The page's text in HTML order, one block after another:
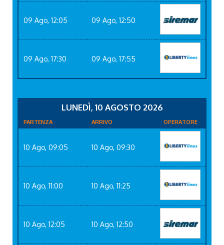
09 Ago, 12:05 09 Ago, 12:50
09 Ago, 17:30 09 Ago, 17:55
LUNEDÌ, 10 AGOSTO 2026
PARTENZA ARRIVO OPERATORE
10 Ago, 09:05 10 Ago, 09:30
10 Ago, 11:00 10 Ago, 11:25
10 Ago, 12:05 10 Ago, 12:50